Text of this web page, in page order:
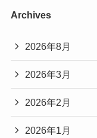
Archives
2026年8月
2026年3月
2026年2月
2026年1月